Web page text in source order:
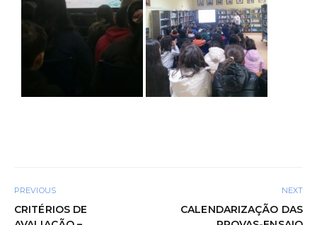
PREVIOUS
CRITÉRIOS DE
NEXT
CALENDARIZAÇÃO DAS